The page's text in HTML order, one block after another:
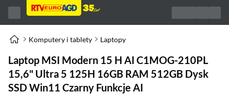
Komputery i tablety Laptopy
Laptop MSI Modern 15 H AI C1MOG-210PL
15,6" Ultra 5 125H 16GB RAM 512GB Dysk
SSD Win11 Czarny Funkcje AI